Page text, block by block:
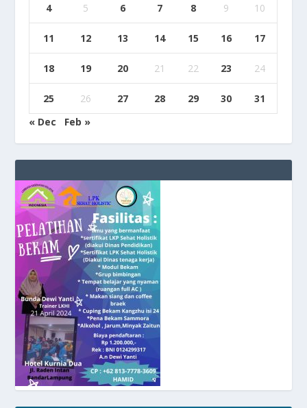
4 5 6 7 8 9 10
11 12 13 14 15 16 17
18 19 20 21 22 23 24
25 26 27 28 29 30
31
« Dec
Feb »